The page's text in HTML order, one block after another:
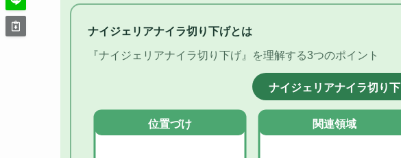
ナイジェリアナイラ切り下げとは
『ナイジェリアナイラ切り下げ』を理解する3つのポイント
ナイジェリアナイラ切り下
位置づけ 関連領域